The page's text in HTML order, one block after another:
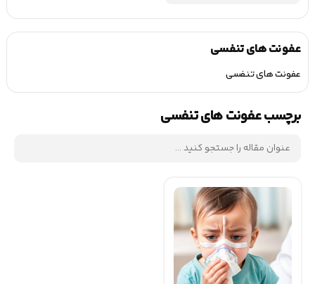
عفونت‌ های تنفسی
عفونت‌ های تنفسی
برچسب عفونت‌ های تنفسی